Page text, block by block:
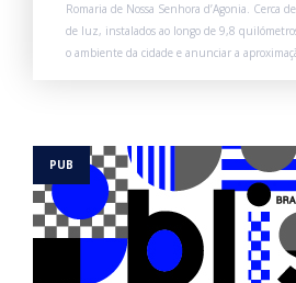
Romaria de Nossa Senhora d’Agonia. Cerca
de luz, instalados ao longo de 9,8
o ambiente da cidade e anunciar a